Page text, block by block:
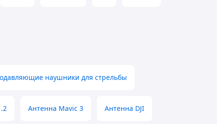
наушники для стрельбы
Антенна Mavic 3 Антенна DJI